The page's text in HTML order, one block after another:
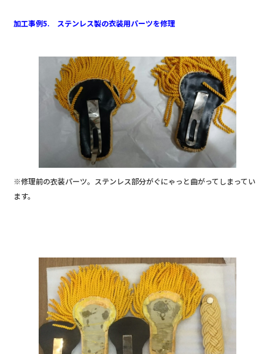
加工事例5. ステンレス製の衣装用パーツを修理
※修理前の衣装パーツ。ステンレス部分がぐにゃっと曲がってしまってい
ます。